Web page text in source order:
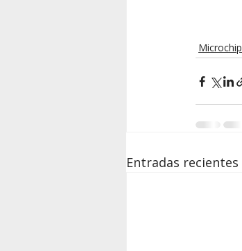
Microchip
Entradas recientes